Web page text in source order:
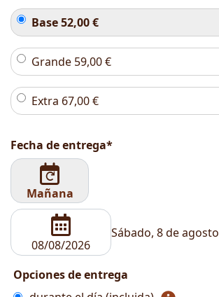
Base52,00€
Grande 59,00€
Extra 67,00€
Fecha de entrega*
Mañana
Sábado, 8 de agosto
Opciones de entrega